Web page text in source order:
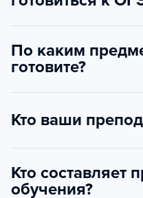
По каким
готовите?
Кто ваши
Кто составляет
обучения?